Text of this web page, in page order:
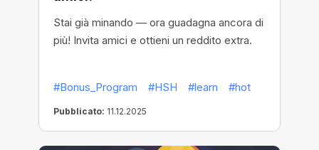
Stai già minando — ora guadagna ancora di
più! Invita amici e ottieni un reddito extra.
#Bonus_Program #HSH #learn #hot
Pubblicato: 11.12.2025